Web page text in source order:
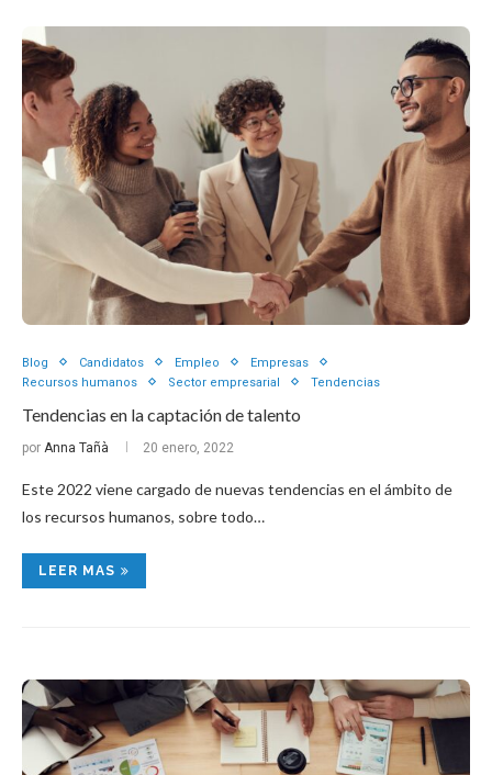
Blog Candidatos Empleo
Empresas
Recursos humanos
Sector empresarial Tendencias
Tendencias en la captación de talento
por Anna Tañà 20 enero, 2022
Este 2022 viene cargado de nuevas tendencias en el ámbito de
los recursos humanos, sobre todo…
LEER MAS